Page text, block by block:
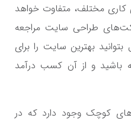
کاری مختلف، متفاوت خواهد
طراحی سایت مراجعه
بهترین سایت را برای
و از آن کسب درآمد
کوچک وجود دارد که در